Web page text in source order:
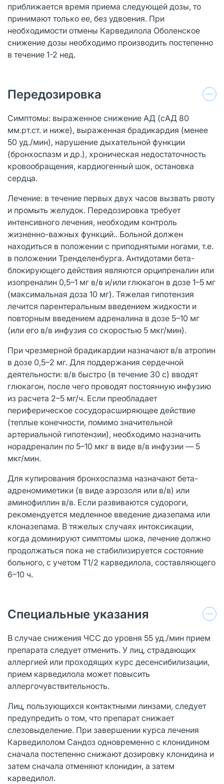
приближается время приема следующей дозы, то
принимают только ее, без удвоения. При
необходимости отмены Карведилола Оболенское
снижение дозы необходимо производить постепенно
в течение 1-2 нед.
Передозировка
Симптомы: выраженное снижение АД (сАД 80
мм.рт.ст. и ниже), выраженная брадикардия (менее
50 уд./мин), нарушение дыхательной функции
(бронхоспазм и др.), хроническая недостаточность
кровообращения, кардиогенный шок, остановка
сердца.
Лечение: в течение первых двух часов вызвать рвоту
и промыть желудок. Передозировка требует
интенсивного лечения, необходим контроль
жизненно-важных функций.. Больной должен
находиться в положении с приподнятыми ногами, т.е.
в положении Тренделенбурга. Антидотами бета-
блокирующего действия являются орципреналин или
изопреналин 0,5–1 мг в/в и/или глюкагон в дозе 1–5 мг
(максимальная доза 10 мг). Тяжелая гипотензия
лечится парентеральным введением жидкости и
повторным введением адреналина в дозе 5–10 мг
(или его в/в инфузия со скоростью 5 мкг/мин).
При чрезмерной брадикардии назначают в/в атропин
в дозе 0,5–2 мг. Для поддержания сердечной
деятельности: в/в быстро (в течение 30 с) вводят
глюкагон, после чего проводят постоянную инфузию
из расчета 2–5 мг/ч. Если преобладает
периферическое сосудорасширяющее действие
(теплые конечности, помимо значительной
артериальной гипотензии), необходимо назначить
норадреналин по 5–10 мкг в виде в/в инфузии — 5
мкг/мин.
Для купирования бронхоспазма назначают бета-
адреномиметики (в виде аэрозоля или в/в) или
аминофиллин в/в. Если развиваются судороги,
рекомендуется медленное введение диазепама или
клоназепама. В тяжелых случаях интоксикации,
когда доминируют симптомы шока, лечение должно
продолжаться пока не стабилизируется состояние
больного, с учетом T1/2 карведилола, составляющего
6–10 ч.
Специальные указания
В случае снижения ЧСС до уровня 55 уд./мин прием
препарата следует отменить. У лиц, страдающих
аллергией или проходящих курс десенсибилизации,
прием карведилола может повысить
аллергочувствительность.
Лиц, пользующихся контактными линзами, следует
предупредить о том, что препарат снижает
слезовыделение. При завершении курса лечения
Карведилолом Сандоз одновременно с клонидином
сначала постепенно снижают дозировку клонидина и
затем сначала отменяют клонидин, а затем
карведилол.